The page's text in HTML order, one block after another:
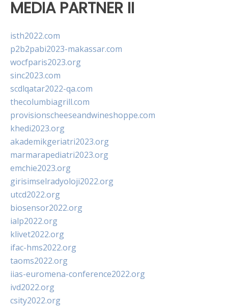
MEDIA PARTNER II
isth2022.com
p2b2pabi2023-makassar.com
wocfparis2023.org
sinc2023.com
scdlqatar2022-qa.com
thecolumbiagrill.com
provisionscheeseandwineshoppe.com
khedi2023.org
akademikgeriatri2023.org
marmarapediatri2023.org
emchie2023.org
girisimselradyoloji2022.org
utcd2022.org
biosensor2022.org
ialp2022.org
klivet2022.org
ifac-hms2022.org
taoms2022.org
iias-euromena-conference2022.org
ivd2022.org
csity2022.org